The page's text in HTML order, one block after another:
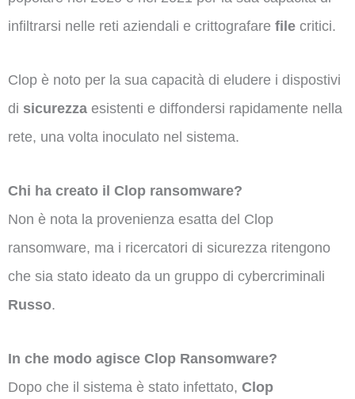
infiltrarsi nelle reti aziendali e crittografare file critici.
Clop è noto per la sua capacità di eludere i dispostivi
di sicurezza esistenti e diffondersi rapidamente nella
rete, una volta inoculato nel sistema.
Chi ha creato il Clop ransomware?
Non è nota la provenienza esatta del Clop
ransomware, ma i ricercatori di sicurezza ritengono
che sia stato ideato da un gruppo di cybercriminali
Russo.
In che modo agisce Clop Ransomware?
Dopo che il sistema è stato infettato, Clop